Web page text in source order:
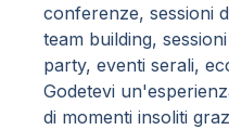
conferenze, sessioni
team building,
party, eventi serali,
Godetevi
di momenti insoliti